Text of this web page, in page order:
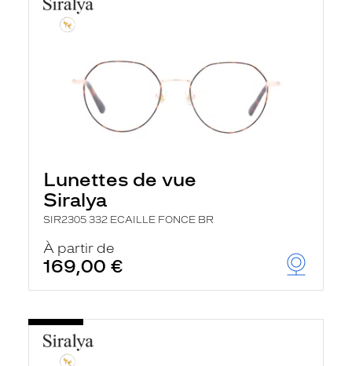
Lunettes de vue
Siralya
SIR2305 332 ECAILLE FONCE BR
À partir de
169,00 €